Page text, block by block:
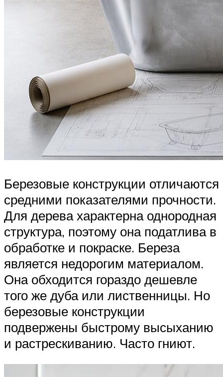
Березовые конструкции отличаются
средними показателями прочности.
Для дерева характерна однородная
структура, поэтому она податлива в
обработке и покраске. Береза
является недорогим материалом.
Она обходится гораздо дешевле
того же дуба или лиственницы. Но
березовые конструкции
подвержены быстрому высыханию
и растрескиванию. Часто гниют.